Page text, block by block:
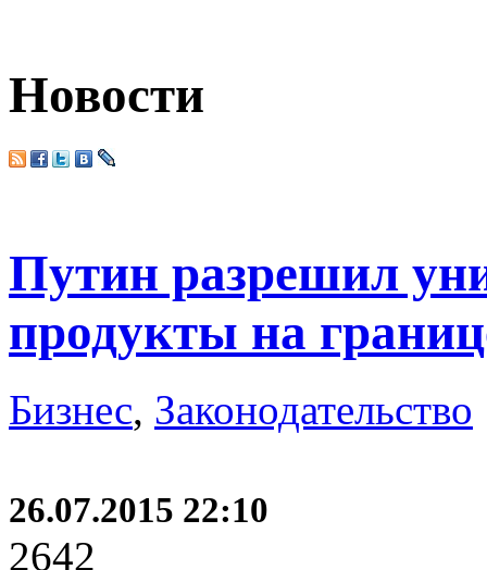
Новости
Путин разрешил
продукты на
Бизнес, Законодательство
26.07.2015 22:10
2642